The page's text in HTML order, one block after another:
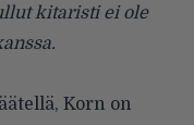
kitaristi ei ole
Korn on